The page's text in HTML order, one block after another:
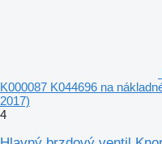
K000087 K044696 na
2017)
4